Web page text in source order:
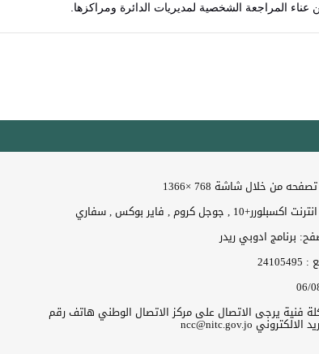
عناء المراجعة الشخصية ‏لمديريات الدائرة ‏ومراكزها.‏
من خلال شاشة 768 ×1366
, جوجل كروم , فاير بوكس , سفاري
برنامج ادوبي ريدر
:
24105495
06/
فنية يرجى الاتصال على مركز الاتصال الوطني هاتف رقم